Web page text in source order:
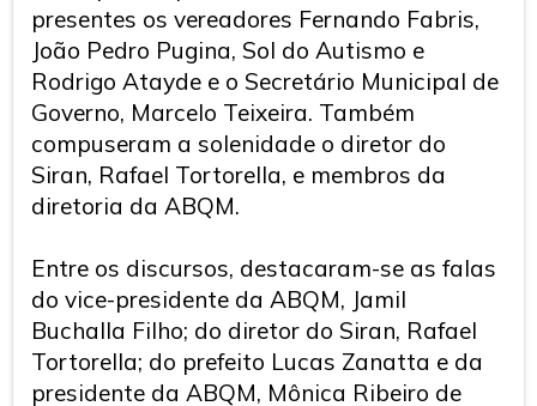
presentes os vereadores Fernando Fabris,
João Pedro Pugina, Sol do Autismo e
Rodrigo Atayde e o Secretário Municipal de
Governo, Marcelo Teixeira. Também
compuseram a solenidade o diretor do
Siran, Rafael Tortorella, e membros da
diretoria da ABQM.
Entre os discursos, destacaram-se as falas
do vice-presidente da ABQM, Jamil
Buchalla Filho; do diretor do Siran, Rafael
Tortorella; do prefeito Lucas Zanatta e da
presidente da ABQM, Mônica Ribeiro de